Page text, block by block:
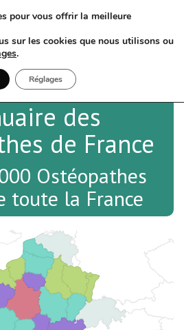
des
de France
Ostéopathes
toute la France
pour vous offrir la meilleure
sur les cookies que nous utilisons ou
.
Réglages